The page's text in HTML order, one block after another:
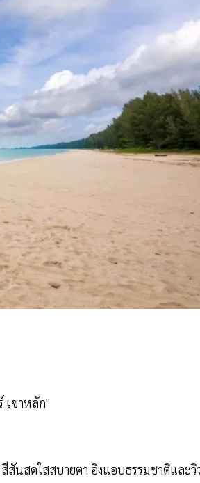
เขาหลัก"
นสดใสสบายตา อิงแอบธรรมชาติและวิ